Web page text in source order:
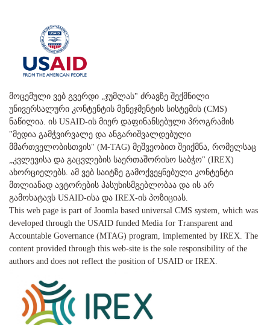
მოცემული ვებ გვერდი „ჯუმლას" ძრავზე შექმნილი
უნივერსალური კონტენტის მენეჯმენტის სისტემის (CMS)
ნაწილია. ის USAID-ის მიერ დაფინანსებული პროგრამის
"მედია გამჭვირვალე და ანგარიშვალდებული
მმართველობისთვის" (M-TAG) მეშვეობით შეიქმნა, რომელსაც
„კვლევისა და გაცვლების საერთაშორისო საბჭო" (IREX)
ახორციელებს. ამ ვებ საიტზე გამოქვეყნებული კონტენტი
მთლიანად ავტორების პასუხისმგებლობაა და ის არ
გამოხატავს USAID-ისა და IREX-ის პოზიციას.
This web page is part of Joomla based universal CMS system, which was
developed through the USAID funded Media for Transparent and
Accountable Governance (MTAG) program, implemented by IREX. The
content provided through this web-site is the sole responsibility of the
authors and does not reflect the position of USAID or IREX.